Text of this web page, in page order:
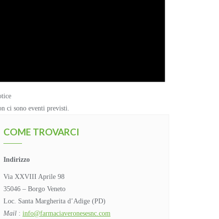
ci sono eventi previsti.
COME TROVARCI
Indirizzo
Via XXVIII Aprile 98
35046 – Borgo Veneto
Loc. Santa Margherita d’Adige (PD)
Mail : info@farmaciaveronesesnc.com